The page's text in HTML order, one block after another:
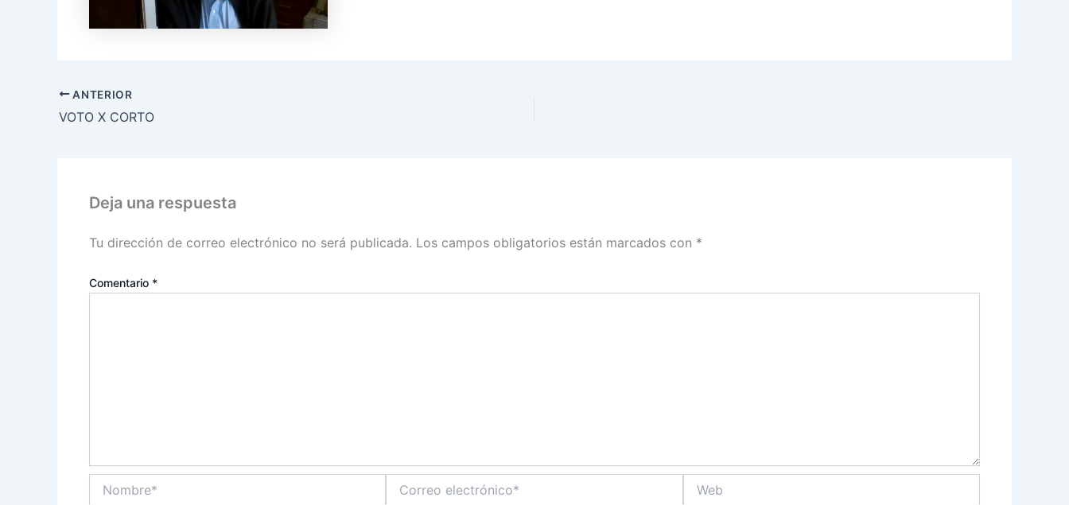
ANTERIOR
VOTO X CORTO
Deja una respuesta
Tu dirección de correo electrónico no será publicada. Los campos obligatorios están marcados con *
Comentario *
electrónico*